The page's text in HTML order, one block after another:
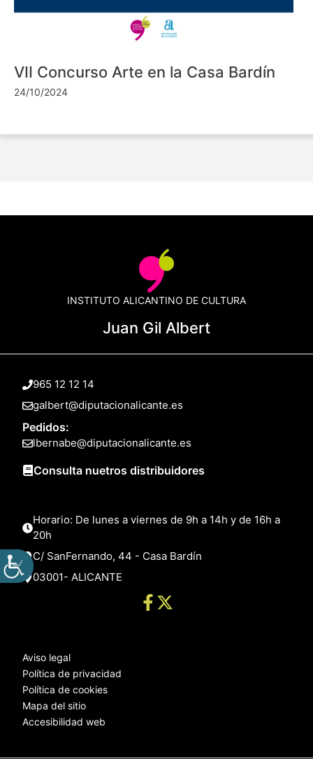
VII Concurso Arte en la Casa Bardín
24/10/2024
INSTITUTO ALICANTINO DE CULTURA
Juan Gil Albert
965 12 12 14
galbert@diputacionalicante.es
Pedidos:
lbernabe@diputacionalicante.es
Consulta nuetros distribuidores
Horario: De lunes a viernes de 9h a 14h y de 16h a
20h
C/ SanFernando, 44 - Casa Bardín
03001- ALICANTE
Aviso legal
Política de privacidad
Política de cookies
Mapa del sitio
Accesibilidad web